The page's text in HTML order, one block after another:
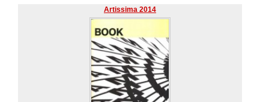
Artissima 2014